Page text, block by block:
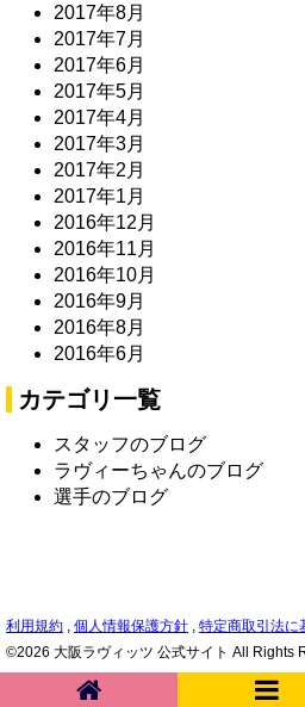
2017年8月
2017年7月
2017年6月
2017年5月
2017年4月
2017年3月
2017年2月
2017年1月
2016年12月
2016年11月
2016年10月
2016年9月
2016年8月
2016年6月
カテゴリ一覧
スタッフのブログ
ラヴィーちゃんのブログ
選手のブログ
利用規約 , 個人情報保護方針 , 特定商取引法に
©2026 大阪ラヴィッツ 公式サイト All Rights